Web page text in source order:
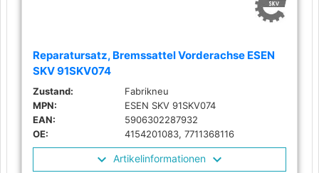
Reparatursatz, Bremssattel Vorderachse ESEN
SKV 91SKV074
Zustand:
Fabrikneu
MPN:
ESEN SKV 91SKV074
EAN:
5906302287932
OE:
4154201083, 7711368116
Artikelinformationen